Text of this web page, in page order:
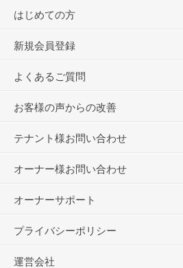
はじめての方
新規会員登録
よくあるご質問
お客様の声からの改善
テナント様お問い合わせ
オーナー様お問い合わせ
オーナーサポート
プライバシーポリシー
運営会社